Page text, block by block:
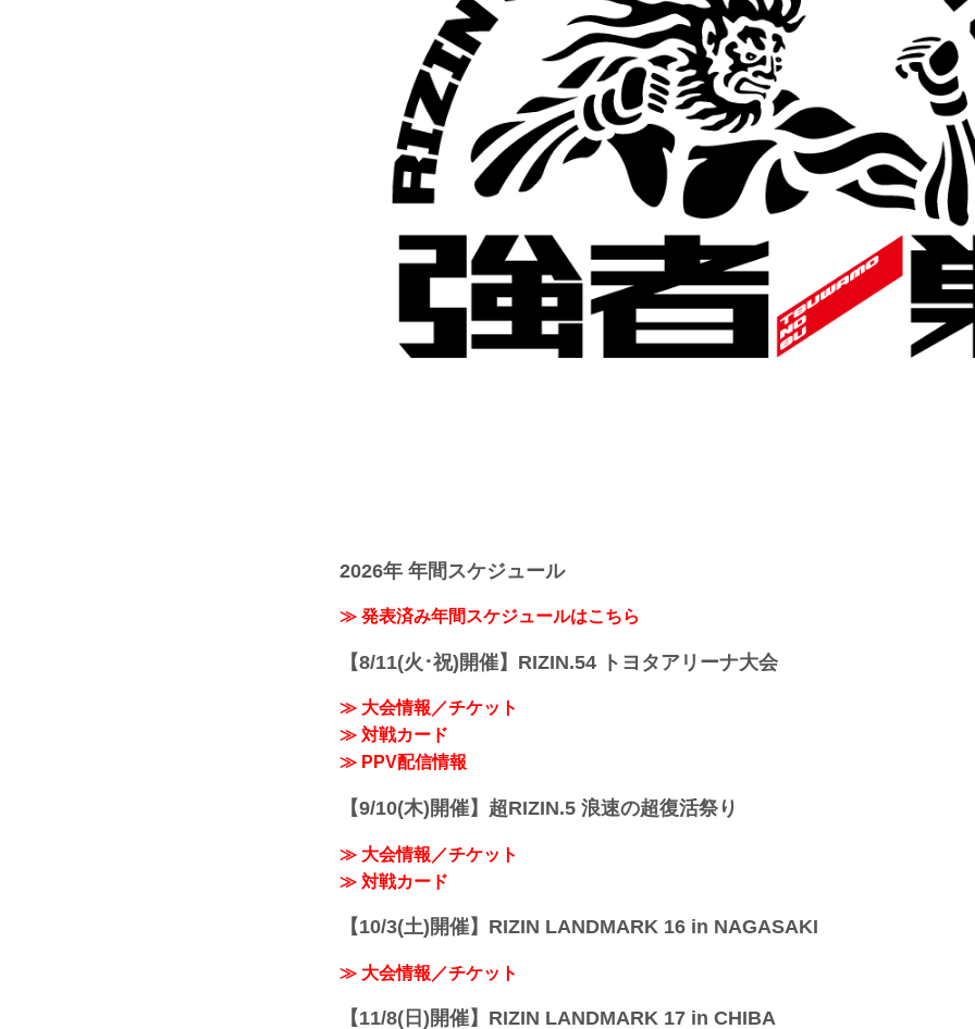
2026年 年間スケジュール
≫ 発表済み年間スケジュールはこちら
【8/11(火･祝)開催】RIZIN.54 トヨタアリーナ大会
≫ 大会情報／チケット
≫ 対戦カード
≫ PPV配信情報
【9/10(木)開催】超RIZIN.5 浪速の超復活祭り
≫ 大会情報／チケット
≫ 対戦カード
【10/3(土)開催】RIZIN LANDMARK 16 in NAGASAKI
≫ 大会情報／チケット
【11/8(日)開催】RIZIN LANDMARK 17 in CHIBA